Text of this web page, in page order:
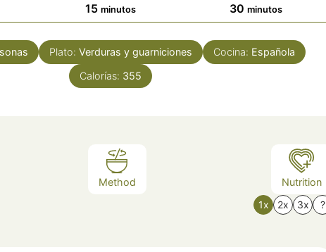
15minutos
minutos
30 minutos
minutos
Plato: Verduras y guarniciones Cocina: Española
Calorías: 355
Method Nutrition
1x 2x 3x ?